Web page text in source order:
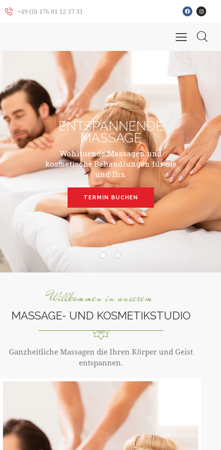
+49 (0) 176 81 12 37 31
ENTSPANNENDE
MASSAGE
Wohltuende Massagen und
kosmetische Behandlungen für Sie
und Ihn
TERMIN BUCHEN
Willkommen in unserem
MASSAGE- UND KOSMETIKSTUDIO
Ganzheitliche Massagen die Ihren Körper und Geist
entspannen.